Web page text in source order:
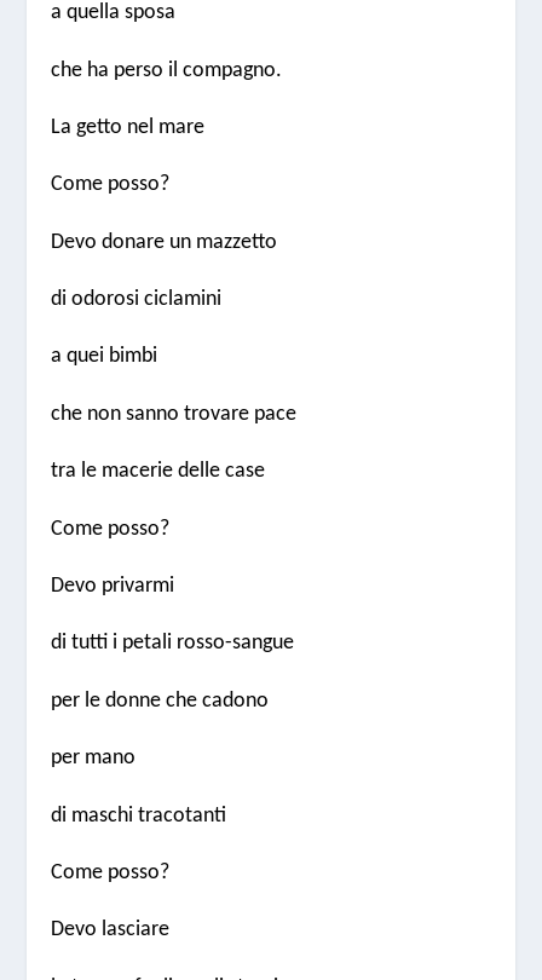
a quella sposa
che ha perso il compagno.
La getto nel mare
Come posso?
Devo donare un mazzetto
di odorosi ciclamini
a quei bimbi
che non sanno trovare pace
tra le macerie delle case
Come posso?
Devo privarmi
di tutti i petali rosso-sangue
per le donne che cadono
per mano
di maschi tracotanti
Come posso?
Devo lasciare